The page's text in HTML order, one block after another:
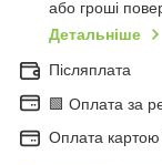
або гроші
Детальніше
Післяплата
🟩 Оплата за
Оплата